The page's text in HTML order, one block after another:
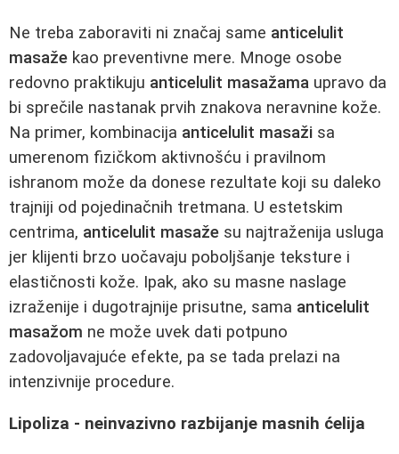
Ne treba zaboraviti ni značaj same anticelulit
masaže kao preventivne mere. Mnoge osobe
redovno praktikuju anticelulit masažama upravo da
bi sprečile nastanak prvih znakova neravnine kože.
Na primer, kombinacija anticelulit masaži sa
umerenom fizičkom aktivnošću i pravilnom
ishranom može da donese rezultate koji su daleko
trajniji od pojedinačnih tretmana. U estetskim
centrima, anticelulit masaže su najtraženija usluga
jer klijenti brzo uočavaju poboljšanje teksture i
elastičnosti kože. Ipak, ako su masne naslage
izraženije i dugotrajnije prisutne, sama anticelulit
masažom ne može uvek dati potpuno
zadovoljavajuće efekte, pa se tada prelazi na
intenzivnije procedure.
Lipoliza - neinvazivno razbijanje masnih ćelija